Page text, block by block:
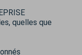
quelles que